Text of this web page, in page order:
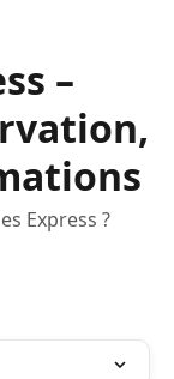
–
Express ?